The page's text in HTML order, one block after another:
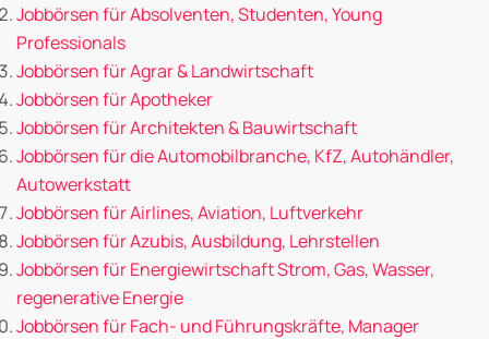
Jobbörsen für Absolventen, Studenten, Young
Professionals
Jobbörsen für Agrar & Landwirtschaft
Jobbörsen für Apotheker
Jobbörsen für Architekten & Bauwirtschaft
Jobbörsen für die Automobilbranche, KfZ, Autohändler,
Autowerkstatt
Jobbörsen für Airlines, Aviation, Luftverkehr
Jobbörsen für Azubis, Ausbildung, Lehrstellen
Jobbörsen für Energiewirtschaft Strom, Gas, Wasser,
regenerative Energie
Jobbörsen für Fach- und Führungskräfte, Manager